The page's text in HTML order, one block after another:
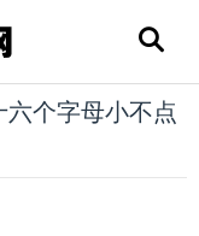
个字母小不点